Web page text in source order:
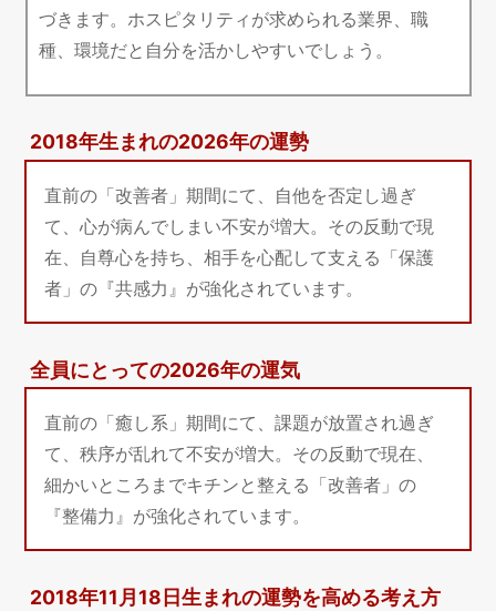
づきます。ホスピタリティが求められる業界、職
種、環境だと自分を活かしやすいでしょう。
2018年生まれの2026年の運勢
直前の「改善者」期間にて、自他を否定し過ぎ
て、心が病んでしまい不安が増大。その反動で現
在、自尊心を持ち、相手を心配して支える「保護
者」の『共感力』が強化されています。
全員にとっての2026年の運気
直前の「癒し系」期間にて、課題が放置され過ぎ
て、秩序が乱れて不安が増大。その反動で現在、
細かいところまでキチンと整える「改善者」の
『整備力』が強化されています。
2018年11月18日生まれの運勢を高める考え方